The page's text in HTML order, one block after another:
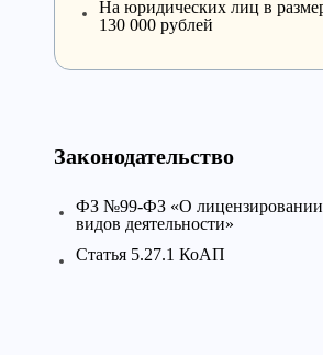
На юридических лиц в
130 000 рублей
Законодательство
ФЗ №99-ФЗ «О лицензировании
видов деятельности»
Статья 5.27.1 КоАП